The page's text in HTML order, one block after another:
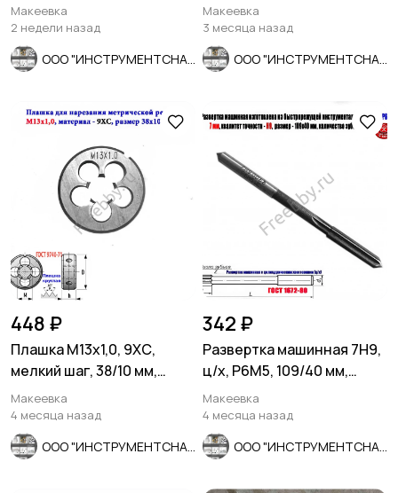
штучный, 10 ниток, 106/53
мм.
Макеевка
2 недели назад
мм, мелкий шаг, СССР
Макеевка
3 месяца назад
448 ₽
Плашка М13х1,0, 9ХС,
мелкий шаг, 38/10 мм,
ГОСТ 7740-71.
Макеевка
4 месяца назад
342 ₽
Развертка машинная 7Н9,
ц/х, Р6М5, 109/40 мм,
2363-0068, СССР
Макеевка
4 месяца назад